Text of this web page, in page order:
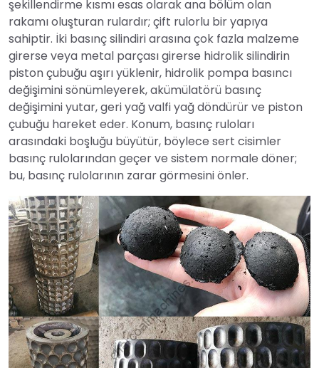
şekillendirme kısmı esas olarak ana bölüm olan
rakamı oluşturan rulardır; çift rulorlu bir yapıya
sahiptir. İki basınç silindiri arasına çok fazla malzeme
girerse veya metal parçası girerse hidrolik silindirin
piston çubuğu aşırı yüklenir, hidrolik pompa basıncı
değişimini sönümleyerek, akümülatörü basınç
değişimini yutar, geri yağ valfi yağ döndürür ve piston
çubuğu hareket eder. Konum, basınç ruloları
arasındaki boşluğu büyütür, böylece sert cisimler
basınç rulolarından geçer ve sistem normale döner;
bu, basınç rulolarının zarar görmesini önler.